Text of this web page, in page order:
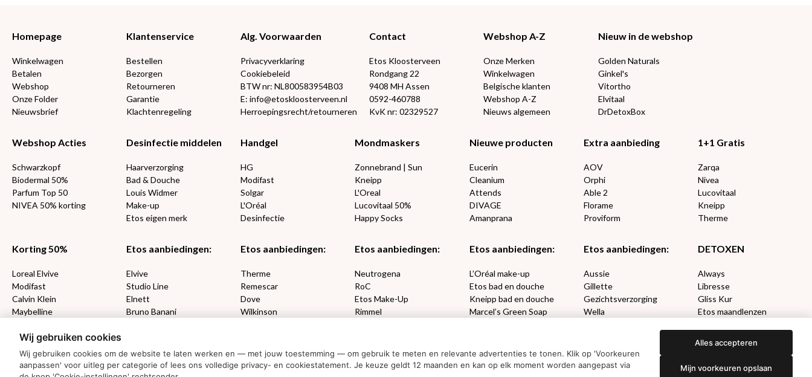
Homepage
Winkelwagen
Betalen
Webshop
Onze Folder
Nieuwsbrief
Klantenservice
Bestellen
Bezorgen
Retourneren
Garantie
Klachtenregeling
Alg. Voorwaarden
Privacyverklaring
Cookiebeleid
BTW nr: NL800583954B03
E: info@etoskloosterveen.nl
Herroepingsrecht/retourneren
Contact
Etos Kloosterveen
Rondgang 22
9408 MH Assen
0592-460788
KvK nr: 02329527
Webshop A-Z
Onze Merken
Winkelwagen
Belgische klanten
Webshop A-Z
Nieuws algemeen
Nieuw in de webshop
Golden Naturals
Ginkel's
Vitortho
Elvitaal
DrDetoxBox
Webshop Acties
Schwarzkopf
Biodermal 50%
Parfum Top 50
NIVEA 50% korting
Desinfectie middelen
Haarverzorging
Bad & Douche
Louis Widmer
Make-up
Etos eigen merk
Handgel
HG
Modifast
Solgar
L'Oréal
Desinfectie
Mondmaskers
Zonnebrand | Sun
Kneipp
L'Oreal
Lucovitaal 50%
Happy Socks
Nieuwe producten
Eucerin
Cleanium
Attends
DIVAGE
Amanprana
Extra aanbieding
AOV
Orphi
Able 2
Florame
Proviform
1+1 Gratis
Zarqa
Nivea
Lucovitaal
Kneipp
Therme
Korting 50%
Loreal Elvive
Modifast
Calvin Klein
Maybelline
Etos aanbiedingen:
Elvive
Studio Line
Elnett
Bruno Banani
Etos aanbiedingen:
Therme
Remescar
Dove
Wilkinson
Etos aanbiedingen:
Neutrogena
RoC
Etos Make-Up
Rimmel
Etos aanbiedingen:
L’Oréal make-up
Etos bad en douche
Kneipp bad en douche
Marcel’s Green Soap
Etos aanbiedingen:
Aussie
Gillette
Gezichtsverzorging
Wella
DETOXEN
Always
Libresse
Gliss Kur
Etos maandlenzen
MONDKAPJES
Wij gebruiken cookies
Wij gebruiken cookies om de website te laten werken en — met jouw toestemming — om gebruik te meten en relevante advertenties te tonen. Klik op 'Voorkeuren
aanpassen' voor uitleg per categorie of lees ons volledige privacy- en cookiestatement. Je keuze geldt 12 maanden en kan op elk moment worden aangepast via
Alles accepteren
Mijn voorkeuren opslaan